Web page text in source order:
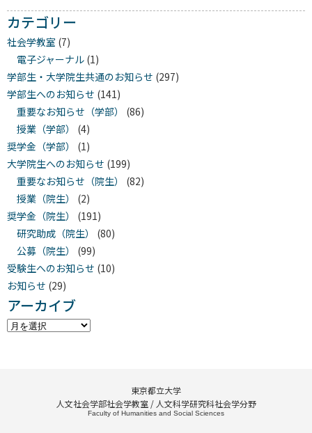
カテゴリー
社会学教室 (7)
電子ジャーナル (1)
学部生・大学院生共通のお知らせ (297)
学部生へのお知らせ (141)
重要なお知らせ（学部）
(86)
授業（学部）
(4)
奨学金（学部）
(1)
大学院生へのお知らせ (199)
重要なお知らせ（院生）
(82)
授業（院生）
(2)
奨学金（院生）
(191)
研究助成（院生）
(80)
公募（院生）
(99)
受験生へのお知らせ (10)
お知らせ (29)
アーカイブ
東京都立大学
人文社会学部社会学教室 / 人文科学研究科社会学分野
Faculty of Humanities and Social Sciences